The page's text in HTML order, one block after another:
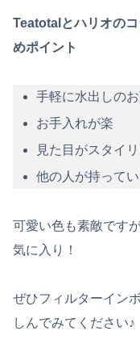
Teatotalとハリオの
めポイント
手軽に水出しの
お手入れが楽
見た目がスタイリ
他の人が持って
可愛い色も素敵です
気に入り！
ぜひフィルターイン
しんでみてください♪